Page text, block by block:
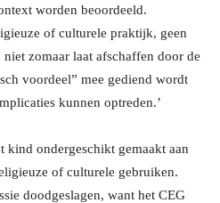
worden beoordeeld.
of culturele praktijk, geen
zomaar laat afschaffen door de
voordeel” mee gediend wordt
kunnen optreden.’
kind ondergeschikt gemaakt aan
of culturele gebruiken.
doodgeslagen, want het CEG